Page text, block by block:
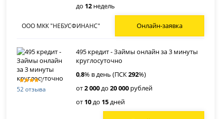
до 12 недель
ООО МКК "НЕБУСФИНАНС" Онлайн-заявка
52 отзыва
495 кредит - Займы онлайн за 3 минуты
круглосуточно
0,8% в день (ПСК292%)
от2 000до20 000 рублей
от 10до 15дней